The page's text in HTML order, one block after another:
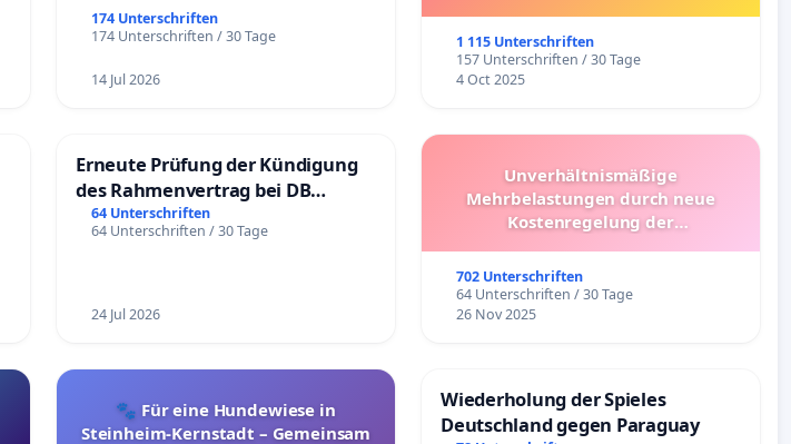
174 Unterschriften
174 Unterschriften / 30 Tage
14 Jul 2026
1 115 Unterschriften
157 Unterschriften / 30 Tage
4 Oct 2025
Erneute Prüfung der Kündigung
des Rahmenvertrag bei DB
Fahrwegdienste Gmbh
64 Unterschriften
64 Unterschriften / 30 Tage
24 Jul 2026
Unverhältnismäßige
Mehrbelastungen durch neue
Kostenregelung der
Überprüfung und Alternativen
702 Unterschriften
64 Unterschriften / 30 Tage
26 Nov 2025
🐾 Für eine Hundewiese in
Steinheim-Kernstadt – Gemeinsam
Wiederholung der Spieles
Deutschland gegen Paraguay